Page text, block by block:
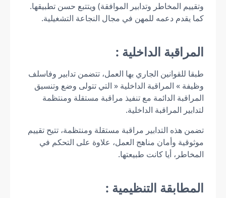
وتقييم المخاطر وتدابير الموافقة) ويتتبع حسن تطبيقها.
كما يقدم دعمه للمهن في مجال النجاعة التشغيلية.
المراقبة الداخلية :
طبقا للقوانين الجاري بها العمل، تتضمن تدابير وفاسلف
وظيفة » المراقبة الداخلية « التي تتولى وضع وتنسيق
المراقبة الدائمة مع تنفيذ مراقبة مستقلة ومنتظمة
لتدابير المراقبة الداخلية.
تضمن هذه التدابير مراقبة مستقلة ومنتظمة، تتيح تقييم
موثوقية وأمان مناهج العمل، علاوة على التحكم في
المخاطر، أيا كانت طبيعتها.
المطابقة التنظيمية :